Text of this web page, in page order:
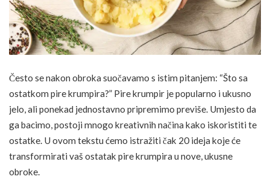
Često se nakon obroka suočavamo s istim pitanjem: “Što sa
ostatkom pire krumpira?” Pire krumpir je popularno i ukusno
jelo, ali ponekad jednostavno pripremimo previše. Umjesto da
ga bacimo, postoji mnogo kreativnih načina kako iskoristiti te
ostatke. U ovom tekstu ćemo istražiti čak 20 ideja koje će
transformirati vaš ostatak pire krumpira u nove, ukusne
obroke.